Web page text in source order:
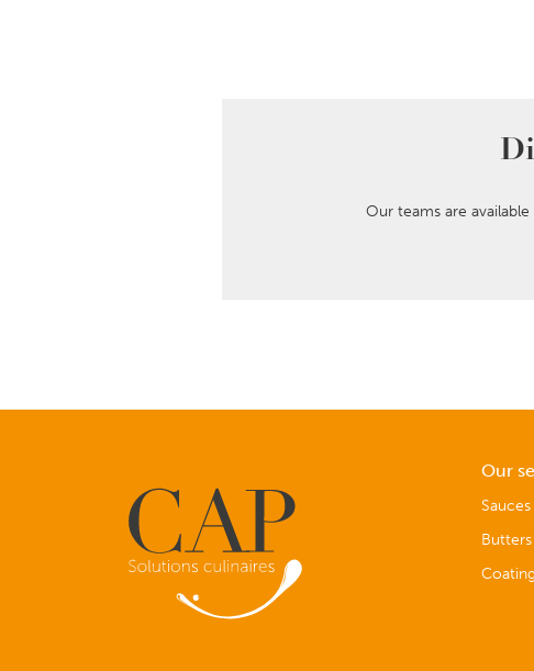
Our teams are
Our
Sauces